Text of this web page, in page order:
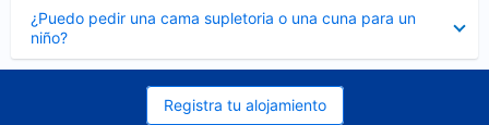
¿Puedo pedir una cama supletoria o una cuna para un
niño?
cerrado
Registra tu alojamiento